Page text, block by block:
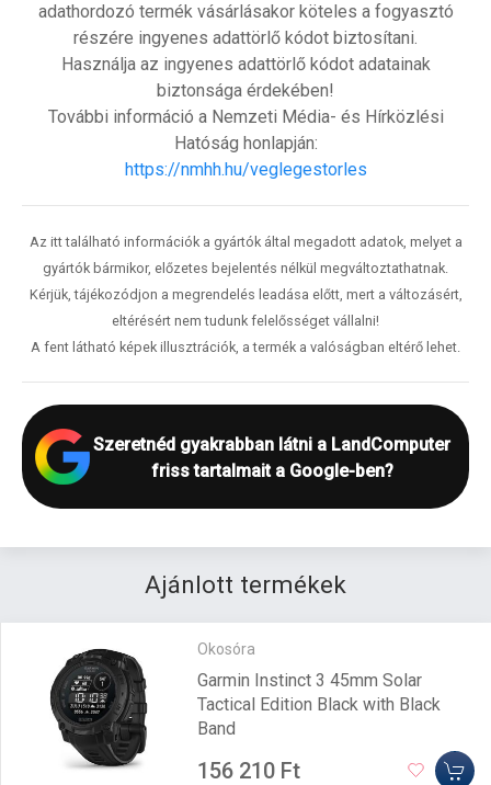
adathordozó termék vásárlásakor köteles a fogyasztó
részére ingyenes adattörlő kódot biztosítani.
Használja az ingyenes adattörlő kódot adatainak
biztonsága érdekében!
További információ a Nemzeti Média- és Hírközlési
Hatóság honlapján:
https://nmhh.hu/veglegestorles
Az itt található információk a gyártók által megadott adatok, melyet a
gyártók bármikor, előzetes bejelentés nélkül megváltoztathatnak.
Kérjük, tájékozódjon a megrendelés leadása előtt, mert a változásért,
eltérésért nem tudunk felelősséget vállalni!
A fent látható képek illusztrációk, a termék a valóságban eltérő lehet.
Szeretnéd gyakrabban látni a LandComputer
friss tartalmait a Google-ben?
Ajánlott termékek
Okosóra
Garmin Instinct 3 45mm Solar
Tactical Edition Black with Black
Band
156 210 Ft